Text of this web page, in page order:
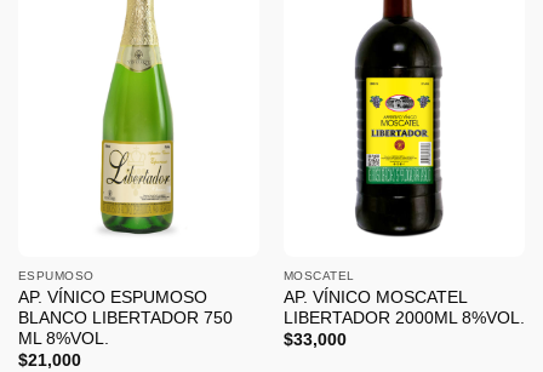
ESPUMOSO
AP. VÍNICO ESPUMOSO
BLANCO LIBERTADOR 750
ML 8%VOL.
$21,000
MOSCATEL
AP. VÍNICO MOSCATEL
LIBERTADOR 2000ML 8%VOL.
$33,000